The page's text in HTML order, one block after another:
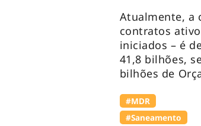
Atualmente, a
contratos
iniciados – é
41,8 bilhões,
bilhões de
#MDR
#Saneamento